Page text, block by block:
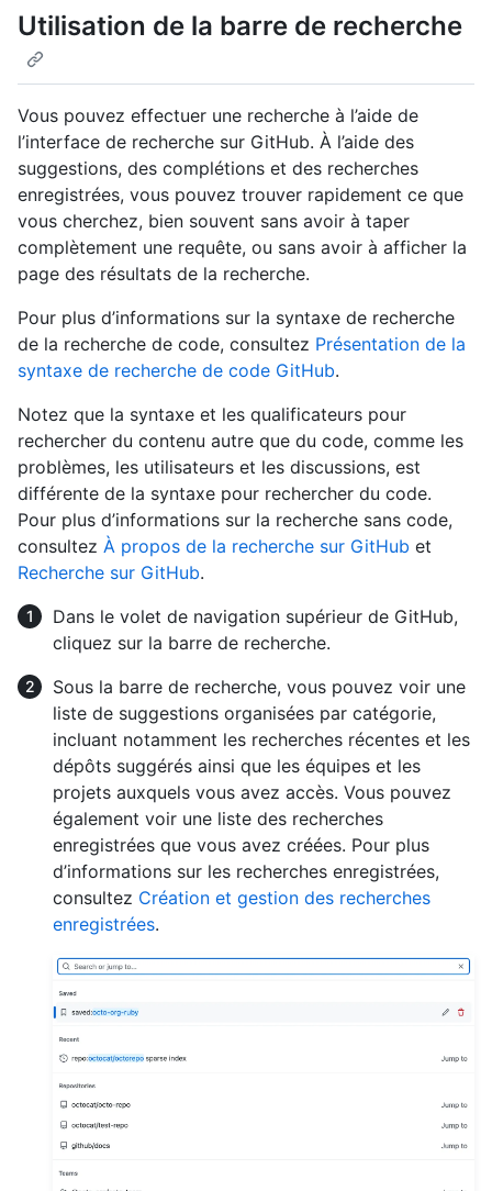
Utilisation de la barre de recherche
Vous pouvez effectuer une recherche à l’aide de
l’interface de recherche sur GitHub. À l’aide des
suggestions, des complétions et des recherches
enregistrées, vous pouvez trouver rapidement ce que
vous cherchez, bien souvent sans avoir à taper
complètement une requête, ou sans avoir à afficher la
page des résultats de la recherche.
Pour plus d’informations sur la syntaxe de recherche
de la recherche de code, consultez Présentation de la
syntaxe de recherche de code GitHub.
Notez que la syntaxe et les qualificateurs pour
rechercher du contenu autre que du code, comme les
problèmes, les utilisateurs et les discussions, est
différente de la syntaxe pour rechercher du code.
Pour plus d’informations sur la recherche sans code,
consultez À propos de la recherche sur GitHub et
Recherche sur GitHub.
Dans le volet de navigation supérieur de GitHub,
cliquez sur la barre de recherche.
Sous la barre de recherche, vous pouvez voir une
liste de suggestions organisées par catégorie,
incluant notamment les recherches récentes et les
dépôts suggérés ainsi que les équipes et les
projets auxquels vous avez accès. Vous pouvez
également voir une liste des recherches
enregistrées que vous avez créées. Pour plus
d’informations sur les recherches enregistrées,
consultez Création et gestion des recherches
enregistrées.